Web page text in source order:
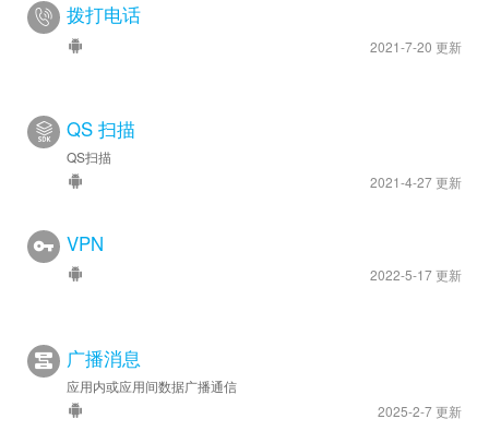
拨打电话
2021-7-20 更新
QS 扫描
QS扫描
2021-4-27 更新
VPN
2022-5-17 更新
广播消息
应用内或应用间数据广播通信
2025-2-7 更新